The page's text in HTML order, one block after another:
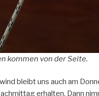
kommen von der Seite.
bleibt uns auch am
erhalten. Dann